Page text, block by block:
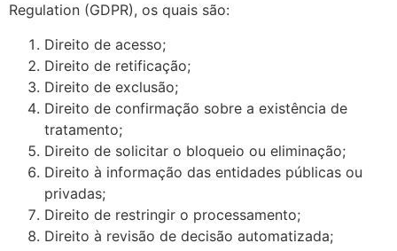
Regulation (GDPR), os quais são:
Direito de acesso;
Direito de retificação;
Direito de exclusão;
Direito de confirmação sobre a existência de
tratamento;
Direito de solicitar o bloqueio ou eliminação;
Direito à informação das entidades públicas ou
privadas;
Direito de restringir o processamento;
Direito à revisão de decisão automatizada;